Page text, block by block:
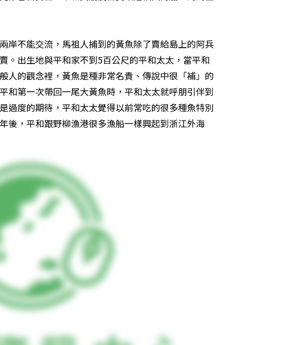
岸不能交流，馬祖人捕到的黃魚除了賣給島上的阿兵
。出生地與平和家不到5百公尺的平和太太，當平和
人的觀念裡，黃魚是種非常名貴、傳說中很「補」的
和第一次帶回一尾大黃魚時，平和太太就呼朋引伴到
過度的期待，平和太太覺得以前常吃的很多種魚特別
後，平和跟野柳漁港很多漁船一樣興起到浙江外海